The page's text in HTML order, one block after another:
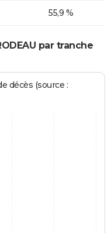
55,9 %
par tranche
décès (source :